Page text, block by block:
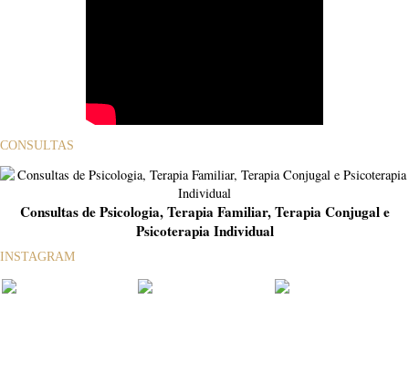
CONSULTAS
Consultas de Psicologia, Terapia Familiar, Terapia Conjugal e
Psicoterapia Individual
INSTAGRAM